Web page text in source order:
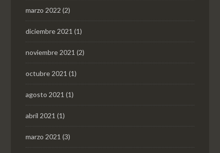
marzo 2022 (2)
diciembre 2021 (1)
noviembre 2021 (2)
octubre 2021 (1)
agosto 2021 (1)
abril 2021 (1)
marzo 2021 (3)